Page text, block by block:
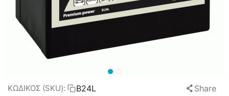
ΚΩΔΙΚΟΣ (SKU): B24L Share